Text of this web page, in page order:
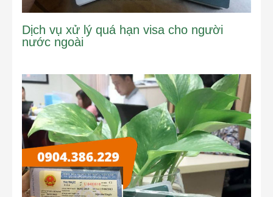
Dịch vụ xử lý quá hạn visa cho người
nước ngoài